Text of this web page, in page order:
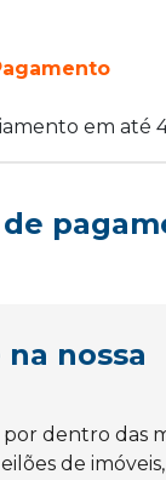
em até
nossa
por dentro das
de